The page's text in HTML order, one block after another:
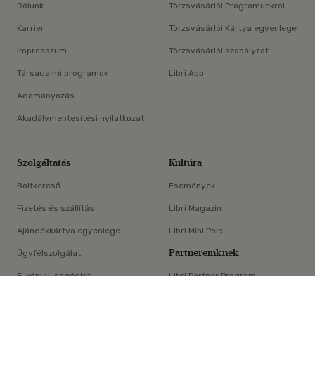
×
Rólunk
Karrier
Impresszum
Társadalmi programok
Adományozás
Akadálymentesítési nyilatkozat
Törzsvásárlói Programunkról
Törzsvásárlói Kártya egyenlege
Törzsvásárlói szabályzat
Libri App
Szolgáltatás
Boltkereső
Fizetés és szállítás
Ajándékkártya egyenlege
Ügyfélszolgálat
E-könyv-segédlet
Kultúra
Események
Libri Magazin
Libri Mini Polc
Partnereinknek
Libri Partner Program